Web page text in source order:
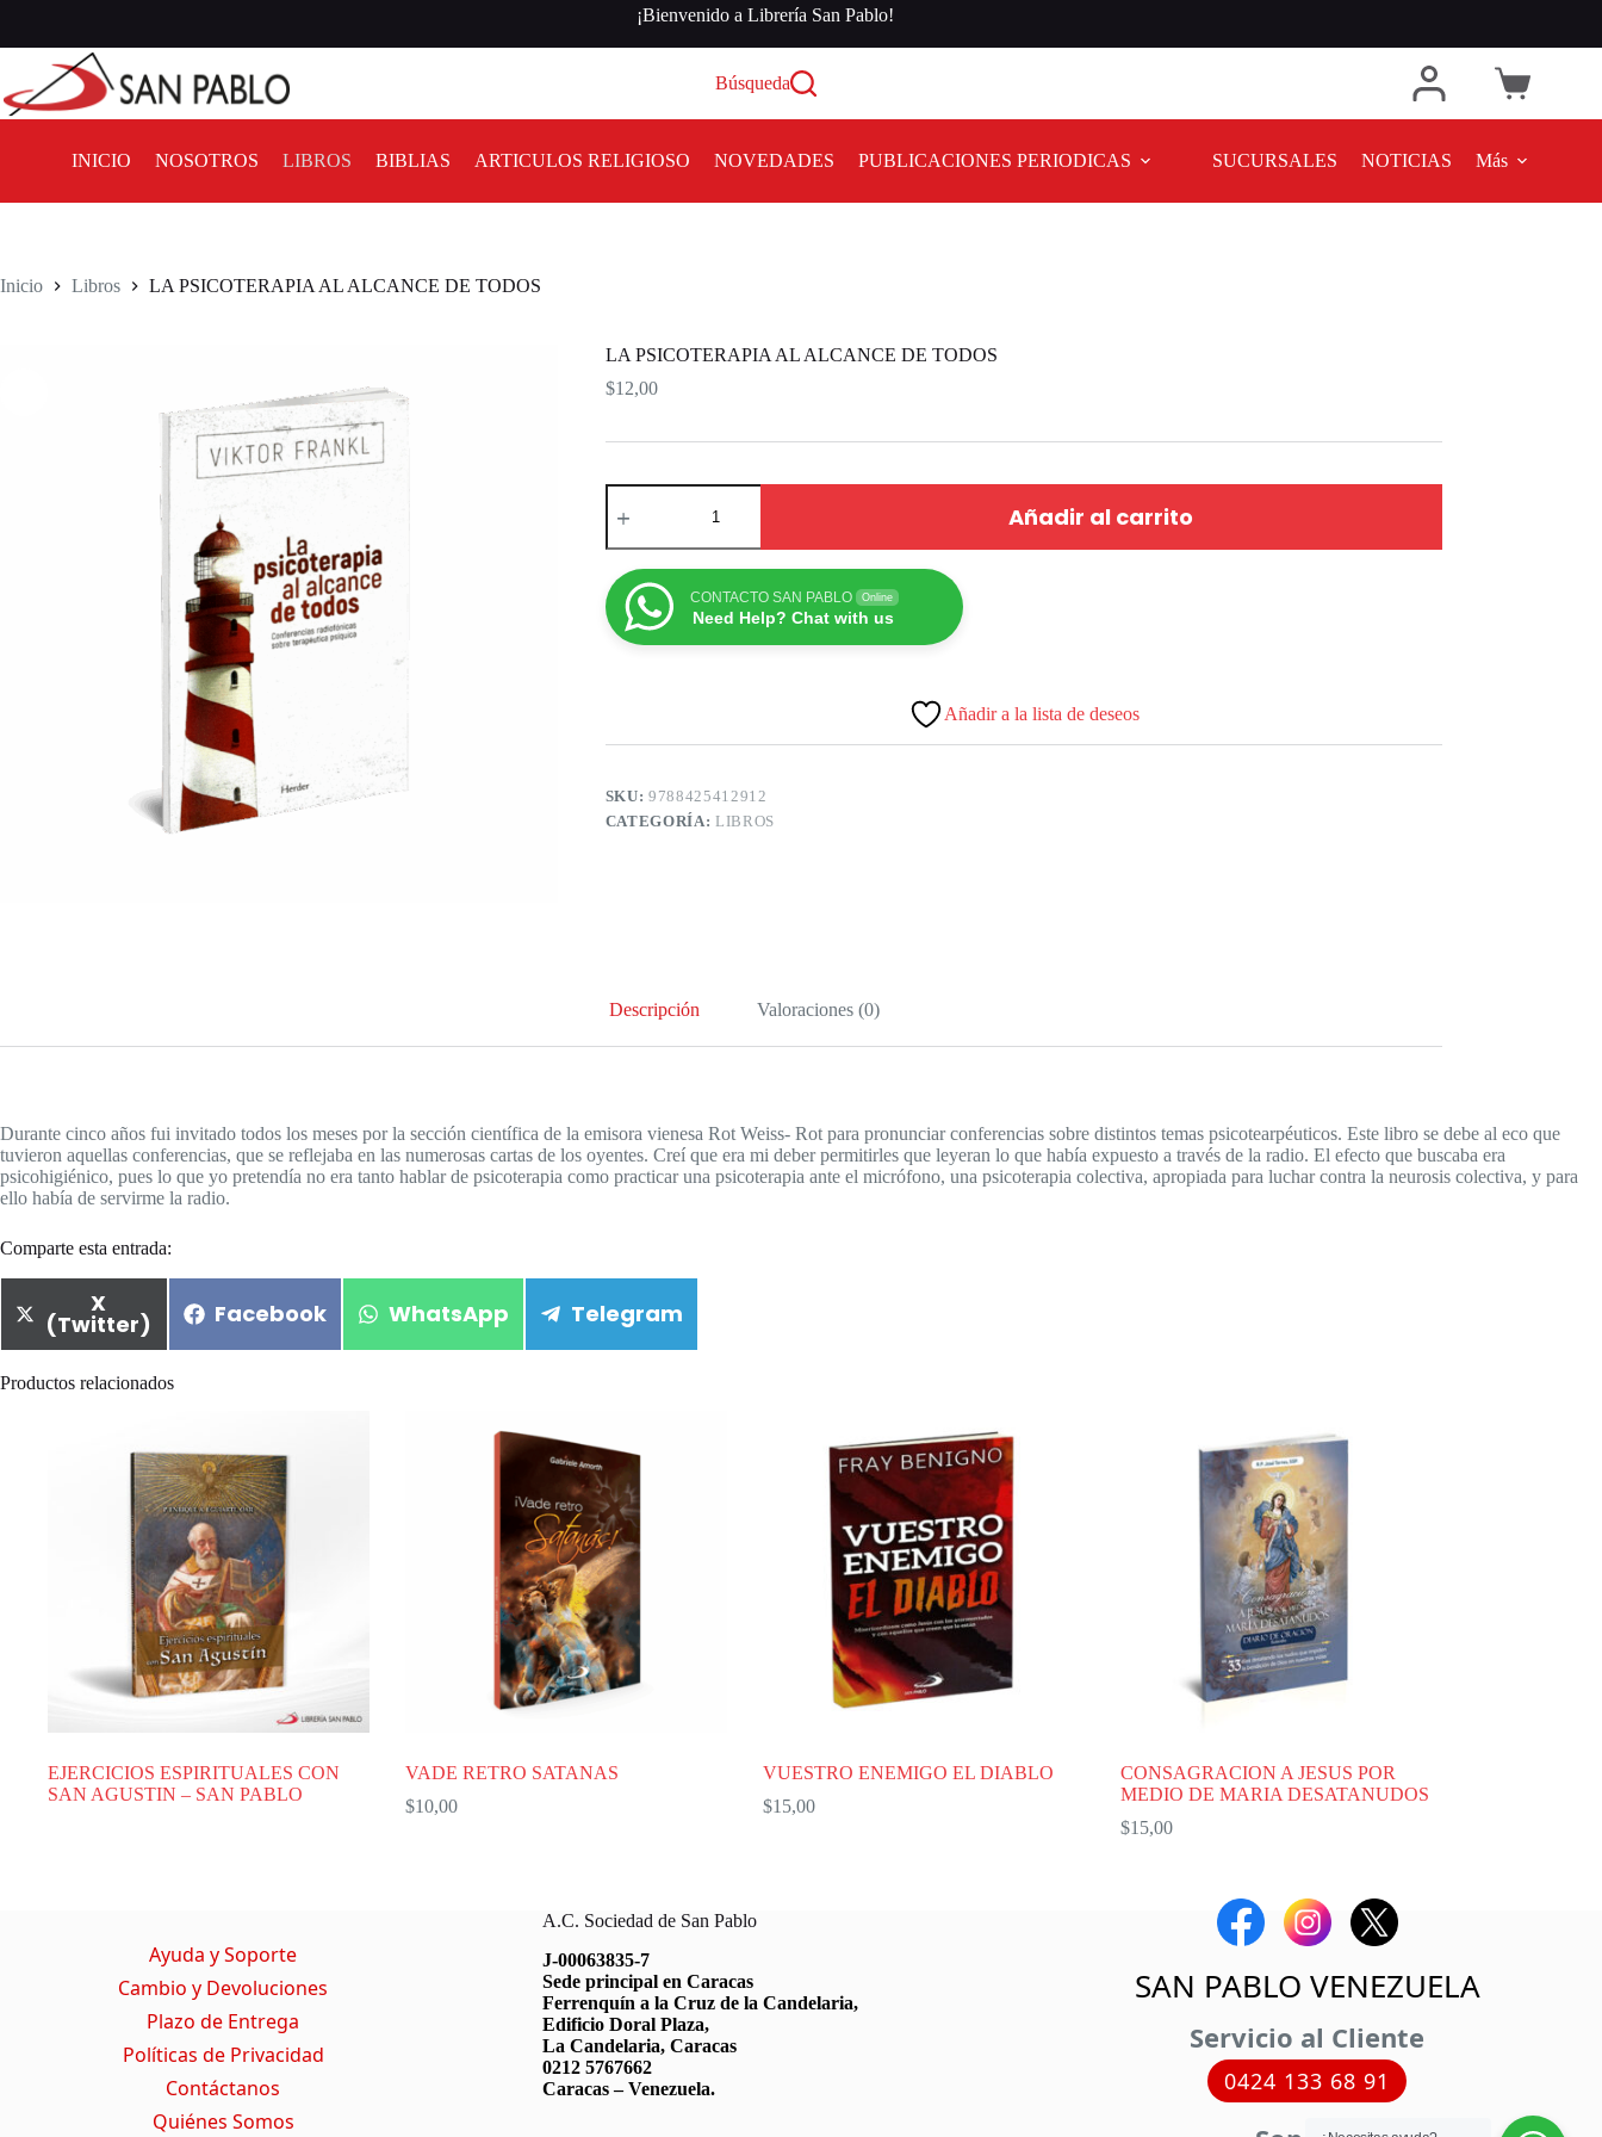
¡Bienvenido a Librería San Pablo!
Búsqueda
INICIO NOSOTROS LIBROS BIBLIAS ARTICULOS RELIGIOSO NOVEDADES PUBLICACIONES PERIODICAS SUCURSALES NOTICIAS Más
Inicio Libros LA PSICOTERAPIA AL ALCANCE DE TODOS
LA PSICOTERAPIA AL ALCANCE DE TODOS
$12,00
Añadir al carrito
CONTACTO SAN PABLO Online
Need Help? Chat with us
Añadir a la lista de deseos
SKU:9788425412912
CATEGORÍA: LIBROS
Descripción Valoraciones (0)
Durante cinco años fui invitado todos los meses por la sección científica de la emisora vienesa Rot Weiss- Rot para pronunciar conferencias sobre distintos temas psicotearpéuticos. Este libro se debe al eco que
tuvieron aquellas conferencias, que se reflejaba en las numerosas cartas de los oyentes. Creí que era mi deber permitirles que leyeran lo que había expuesto a través de la radio. El efecto que buscaba era
psicohigiénico, pues lo que yo pretendía no era tanto hablar de psicoterapia como practicar una psicoterapia ante el micrófono, una psicoterapia colectiva, apropiada para luchar contra la neurosis colectiva, y para
ello había de servirme la radio.
Comparte esta entrada:
X
(Twitter) Facebook WhatsApp Telegram
Productos relacionados
EJERCICIOS ESPIRITUALES CON
SAN AGUSTIN – SAN PABLO
VADE RETRO SATANAS
$10,00
VUESTRO ENEMIGO EL DIABLO
$15,00
CONSAGRACION A JESUS POR
MEDIO DE MARIA DESATANUDOS
$15,00
Ayuda y Soporte
Cambio y Devoluciones
Plazo de Entrega
Políticas de Privacidad
Contáctanos
Quiénes Somos
A.C. Sociedad de San Pablo
J-00063835-7
Sede principal en Caracas
Ferrenquín a la Cruz de la Candelaria,
Edificio Doral Plaza,
La Candelaria, Caracas
0212 5767662
Caracas – Venezuela.
SAN PABLO VENEZUELA
Servicio al Cliente
0424 133 68 91